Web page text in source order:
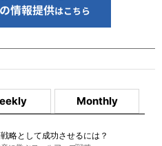
Monthly
略として成功させるには？